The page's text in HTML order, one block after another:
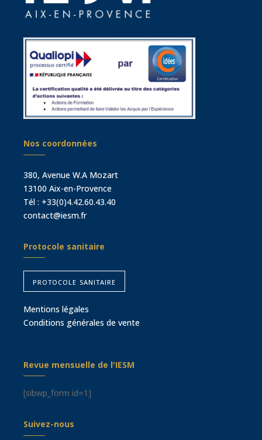
Nos coordonnées
380, Avenue W.A Mozart
13100 Aix-en-Provence
Tél : +33(0)4.42.60.43.40
contact@iesm.fr
Protocole sanitaire
protocole sanitaire
Mentions légales
Conditions générales de vente
Revue mensuelle de l'IESM
[sibwp_form id=1]
Suivez-nous